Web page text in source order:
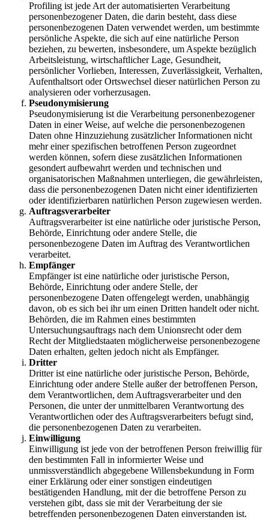
Profiling ist jede Art der automatisierten Verarbeitung
personenbezogener Daten, die darin besteht, dass diese
personenbezogenen Daten verwendet werden, um bestimmte
persönliche Aspekte, die sich auf eine natürliche Person
beziehen, zu bewerten, insbesondere, um Aspekte bezüglich
Arbeitsleistung, wirtschaftlicher Lage, Gesundheit,
persönlicher Vorlieben, Interessen, Zuverlässigkeit, Verhalten,
Aufenthaltsort oder Ortswechsel dieser natürlichen Person zu
analysieren oder vorherzusagen.
Pseudonymisierung
Pseudonymisierung ist die Verarbeitung personenbezogener
Daten in einer Weise, auf welche die personenbezogenen
Daten ohne Hinzuziehung zusätzlicher Informationen nicht
mehr einer spezifischen betroffenen Person zugeordnet
werden können, sofern diese zusätzlichen Informationen
gesondert aufbewahrt werden und technischen und
organisatorischen Maßnahmen unterliegen, die gewährleisten,
dass die personenbezogenen Daten nicht einer identifizierten
oder identifizierbaren natürlichen Person zugewiesen werden.
Auftragsverarbeiter
Auftragsverarbeiter ist eine natürliche oder juristische Person,
Behörde, Einrichtung oder andere Stelle, die
personenbezogene Daten im Auftrag des Verantwortlichen
verarbeitet.
Empfänger
Empfänger ist eine natürliche oder juristische Person,
Behörde, Einrichtung oder andere Stelle, der
personenbezogene Daten offengelegt werden, unabhängig
davon, ob es sich bei ihr um einen Dritten handelt oder nicht.
Behörden, die im Rahmen eines bestimmten
Untersuchungsauftrags nach dem Unionsrecht oder dem
Recht der Mitgliedstaaten möglicherweise personenbezogene
Daten erhalten, gelten jedoch nicht als Empfänger.
Dritter
Dritter ist eine natürliche oder juristische Person, Behörde,
Einrichtung oder andere Stelle außer der betroffenen Person,
dem Verantwortlichen, dem Auftragsverarbeiter und den
Personen, die unter der unmittelbaren Verantwortung des
Verantwortlichen oder des Auftragsverarbeiters befugt sind,
die personenbezogenen Daten zu verarbeiten.
Einwilligung
Einwilligung ist jede von der betroffenen Person freiwillig für
den bestimmten Fall in informierter Weise und
unmissverständlich abgegebene Willensbekundung in Form
einer Erklärung oder einer sonstigen eindeutigen
bestätigenden Handlung, mit der die betroffene Person zu
verstehen gibt, dass sie mit der Verarbeitung der sie
betreffenden personenbezogenen Daten einverstanden ist.